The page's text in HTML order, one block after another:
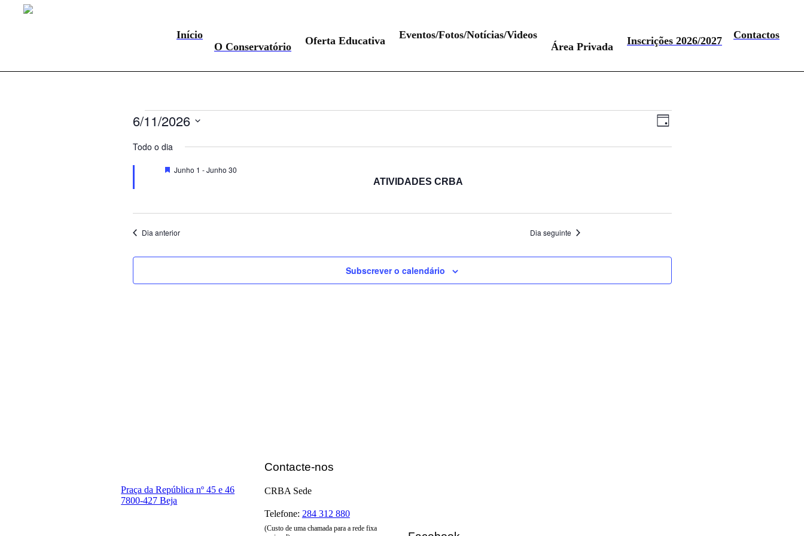
Início
O Conservatório
Oferta Educativa
Eventos/Fotos/Notícias/Videos
Área Privada
Inscrições 2026/2027 Contactos
Eventos
Junho
11,
2026
Navegação
Navegação
de
visualização
Dia
6/11/2026
a
Todo o dia
ATIVIDADES CRBA
Destaque
Junho 1 -Junho 30
Dia anterior Dia seguinte
Subscrever o calendário
Praça da República nº 45 e 46
7800-427 Beja
Contacte-nos
CRBA Sede
Telefone: 284 312 880
(Custo de uma chamada para a rede fixa